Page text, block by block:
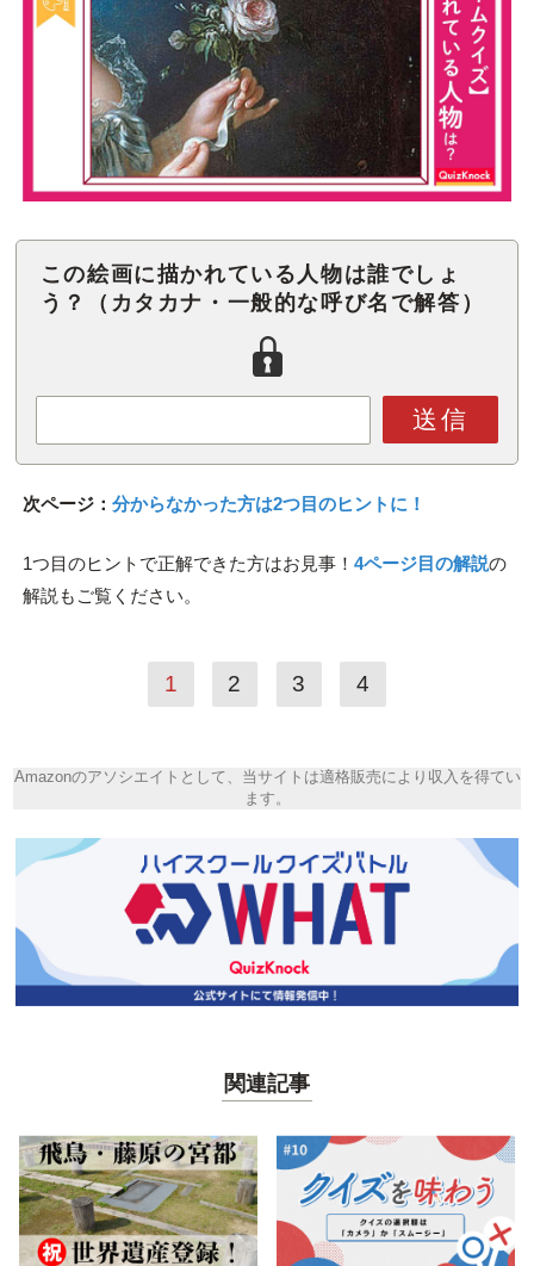
この絵画に描かれている人物は誰でしょ
う？（カタカナ・一般的な呼び名で解答）
送信
次ページ： 分からなかった方は2つ目のヒントに！
1つ目のヒントで正解できた方はお見事！ 4ページ目の解説の
解説もご覧ください。
1 2 3 4
Amazonのアソシエイトとして、当サイトは適格販売により収入を得てい
ます。
関連記事